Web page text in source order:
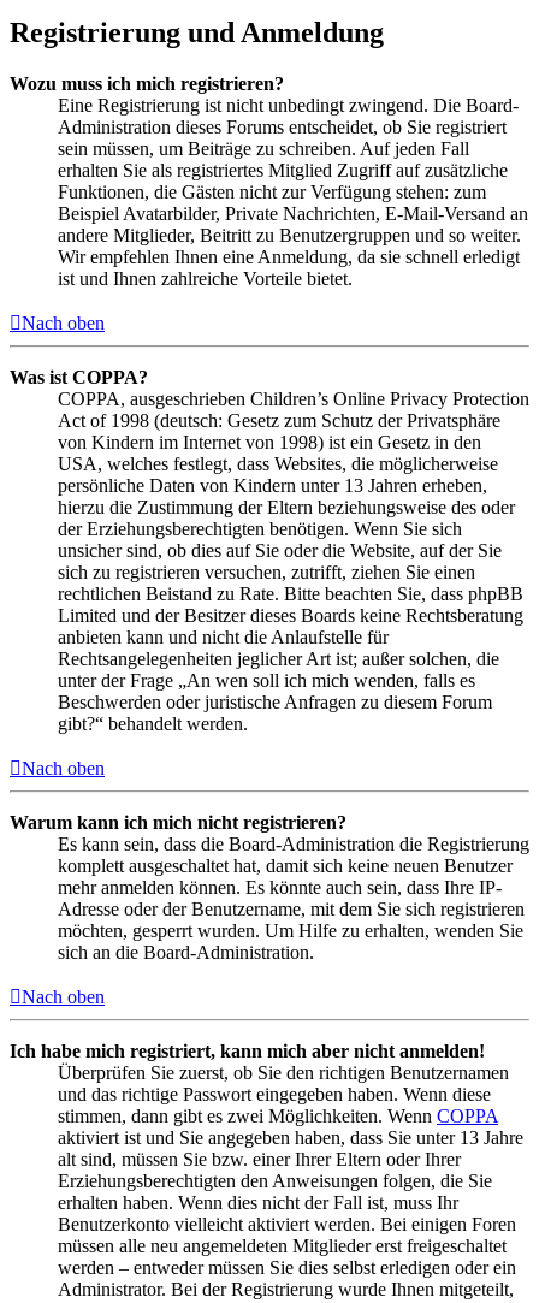
Registrierung und Anmeldung
Wozu muss ich mich registrieren?
Eine Registrierung ist nicht unbedingt zwingend. Die Board-
Administration dieses Forums entscheidet, ob Sie registriert
sein müssen, um Beiträge zu schreiben. Auf jeden Fall
erhalten Sie als registriertes Mitglied Zugriff auf zusätzliche
Funktionen, die Gästen nicht zur Verfügung stehen: zum
Beispiel Avatarbilder, Private Nachrichten, E-Mail-Versand an
andere Mitglieder, Beitritt zu Benutzergruppen und so weiter.
Wir empfehlen Ihnen eine Anmeldung, da sie schnell erledigt
ist und Ihnen zahlreiche Vorteile bietet.
Nach oben
Was ist COPPA?
COPPA, ausgeschrieben Children’s Online Privacy Protection
Act of 1998 (deutsch: Gesetz zum Schutz der Privatsphäre
von Kindern im Internet von 1998) ist ein Gesetz in den
USA, welches festlegt, dass Websites, die möglicherweise
persönliche Daten von Kindern unter 13 Jahren erheben,
hierzu die Zustimmung der Eltern beziehungsweise des oder
der Erziehungsberechtigten benötigen. Wenn Sie sich
unsicher sind, ob dies auf Sie oder die Website, auf der Sie
sich zu registrieren versuchen, zutrifft, ziehen Sie einen
rechtlichen Beistand zu Rate. Bitte beachten Sie, dass phpBB
Limited und der Besitzer dieses Boards keine Rechtsberatung
anbieten kann und nicht die Anlaufstelle für
Rechtsangelegenheiten jeglicher Art ist; außer solchen, die
unter der Frage „An wen soll ich mich wenden, falls es
Beschwerden oder juristische Anfragen zu diesem Forum
gibt?“ behandelt werden.
Nach oben
Warum kann ich mich nicht registrieren?
Es kann sein, dass die Board-Administration die Registrierung
komplett ausgeschaltet hat, damit sich keine neuen Benutzer
mehr anmelden können. Es könnte auch sein, dass Ihre IP-
Adresse oder der Benutzername, mit dem Sie sich registrieren
möchten, gesperrt wurden. Um Hilfe zu erhalten, wenden Sie
sich an die Board-Administration.
Nach oben
Ich habe mich registriert, kann mich aber nicht anmelden!
Überprüfen Sie zuerst, ob Sie den richtigen Benutzernamen
und das richtige Passwort eingegeben haben. Wenn diese
stimmen, dann gibt es zwei Möglichkeiten. Wenn COPPA
aktiviert ist und Sie angegeben haben, dass Sie unter 13 Jahre
alt sind, müssen Sie bzw. einer Ihrer Eltern oder Ihrer
Erziehungsberechtigten den Anweisungen folgen, die Sie
erhalten haben. Wenn dies nicht der Fall ist, muss Ihr
Benutzerkonto vielleicht aktiviert werden. Bei einigen Foren
müssen alle neu angemeldeten Mitglieder erst freigeschaltet
werden – entweder müssen Sie dies selbst erledigen oder ein
Administrator. Bei der Registrierung wurde Ihnen mitgeteilt,